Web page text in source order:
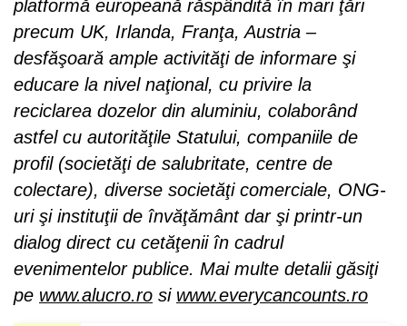
platformă europeană răspândită în mari ţări
precum UK, Irlanda, Franţa, Austria –
desfăşoară ample activităţi de informare şi
educare la nivel naţional, cu privire la
reciclarea dozelor din aluminiu, colaborând
astfel cu autorităţile Statului, companiile de
profil (societăţi de salubritate, centre de
colectare), diverse societăţi comerciale, ONG-
uri şi instituţii de învăţământ dar şi printr-un
dialog direct cu cetăţenii în cadrul
evenimentelor publice. Mai multe detalii găsiţi
pe www.alucro.ro si www.everycancounts.ro